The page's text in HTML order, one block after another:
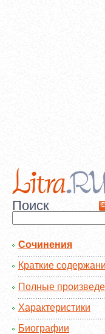
Поиск
Сочинения
Краткие
Полные
Характеристики
Биографии